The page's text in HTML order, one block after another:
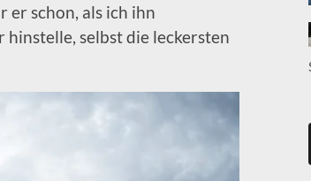
er schon, als ich ihn
hinstelle, selbst die leckersten